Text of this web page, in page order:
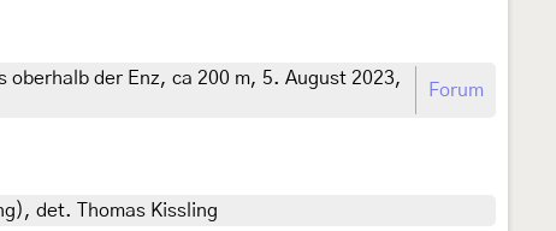
der Enz, ca 200 m, 5. August 2023,
Forum
det. Thomas Kissling